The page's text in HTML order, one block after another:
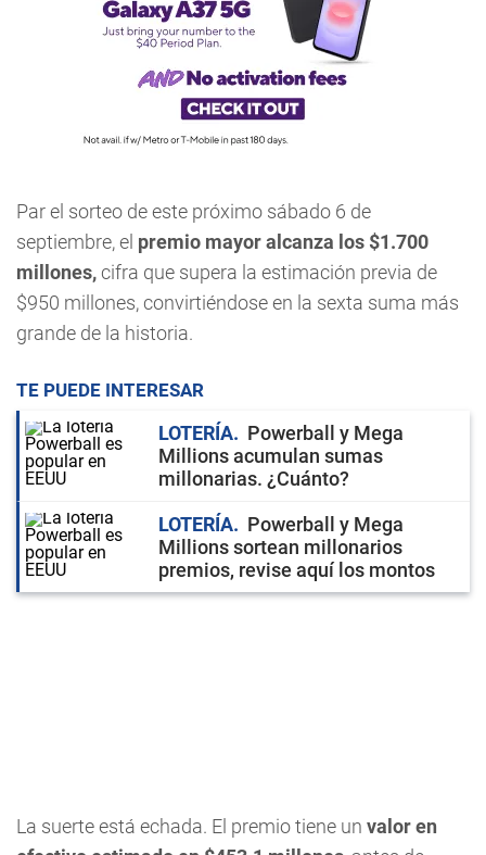
Par el sorteo de este próximo sábado 6 de
septiembre, el premio mayor alcanza los $1.700
millones,cifra que supera la estimación previa de
$950 millones, convirtiéndose en la sexta suma más
grande de la historia.
TE PUEDE INTERESAR
LOTERÍA
Powerball y Mega
Millions acumulan sumas
millonarias. ¿Cuánto?
LOTERÍA
Powerball y Mega
Millions sortean millonarios
premios, revise aquí los montos
La suerte está echada. El premio tiene un valor en